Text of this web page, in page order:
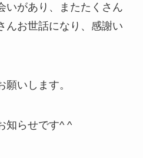
いがあり、またたくさん
んお世話になり、感謝い
いします。
知らせです^ ^